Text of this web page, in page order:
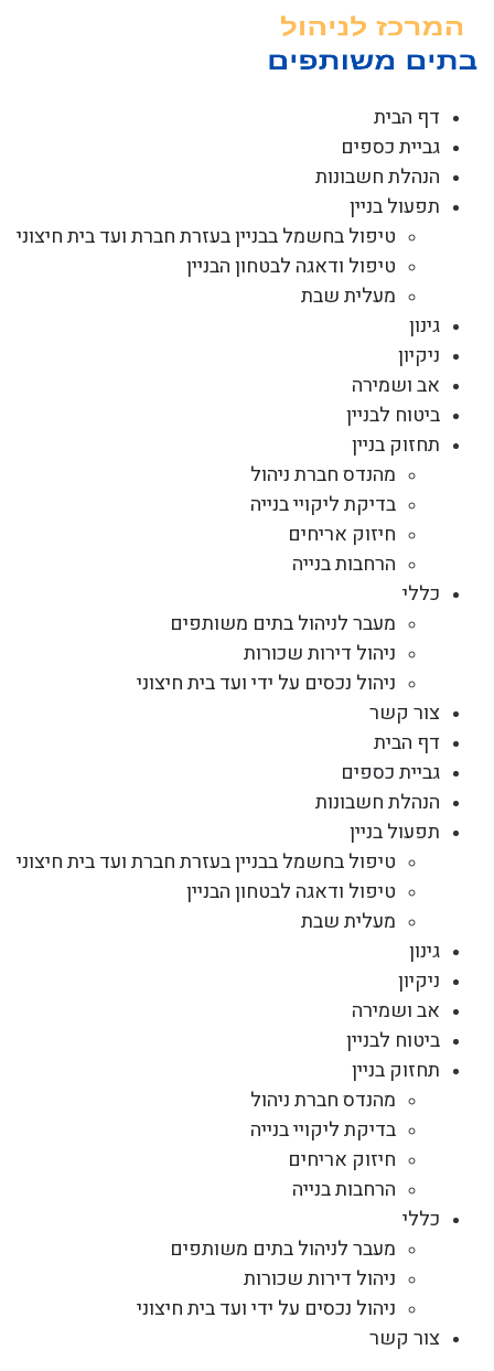
דף הבית
גביית כספים
הנהלת חשבונות
תפעול בניין
טיפול בחשמל בבניין בעזרת חברת ועד בית חיצוני
טיפול ודאגה לבטחון הבניין
מעלית שבת
גינון
ניקיון
אב ושמירה
ביטוח לבניין
תחזוק בניין
מהנדס חברת ניהול
בדיקת ליקויי בנייה
חיזוק אריחים
הרחבות בנייה
כללי
מעבר לניהול בתים משותפים
ניהול דירות שכורות
ניהול נכסים על ידי ועד בית חיצוני
צור קשר
דף הבית
גביית כספים
הנהלת חשבונות
תפעול בניין
טיפול בחשמל בבניין בעזרת חברת ועד בית חיצוני
טיפול ודאגה לבטחון הבניין
מעלית שבת
גינון
ניקיון
אב ושמירה
ביטוח לבניין
תחזוק בניין
מהנדס חברת ניהול
בדיקת ליקויי בנייה
חיזוק אריחים
הרחבות בנייה
כללי
מעבר לניהול בתים משותפים
ניהול דירות שכורות
ניהול נכסים על ידי ועד בית חיצוני
צור קשר